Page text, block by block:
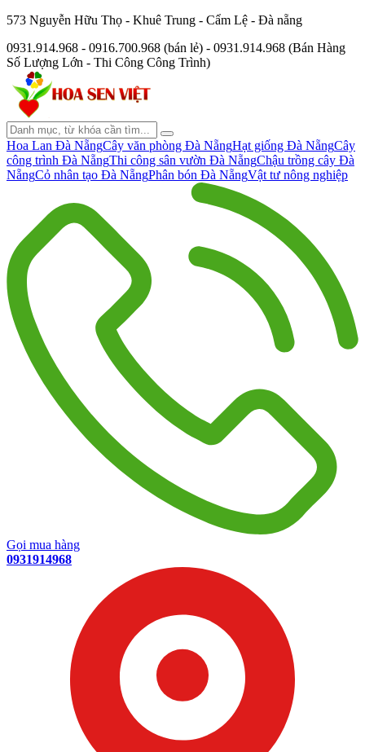
573 Nguyễn Hữu Thọ - Khuê Trung - Cẩm Lệ - Đà nẵng
0931.914.968 - 0916.700.968 (bán lẻ) - 0931.914.968 (Bán Hàng
Số Lượng Lớn - Thi Công Công Trình)
Hoa Lan Đà NẵngCây văn phòng Đà NẵngHạt giống Đà NẵngCây
công trình Đà NẵngThi công sân vườn Đà NẵngChậu trồng cây Đà
NẵngCỏ nhân tạo Đà NẵngPhân bón Đà NẵngVật tư nông nghiệp
Gọi mua hàng
0931914968